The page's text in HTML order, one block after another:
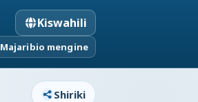
Kiswahili
Majaribio mengine
Shiriki